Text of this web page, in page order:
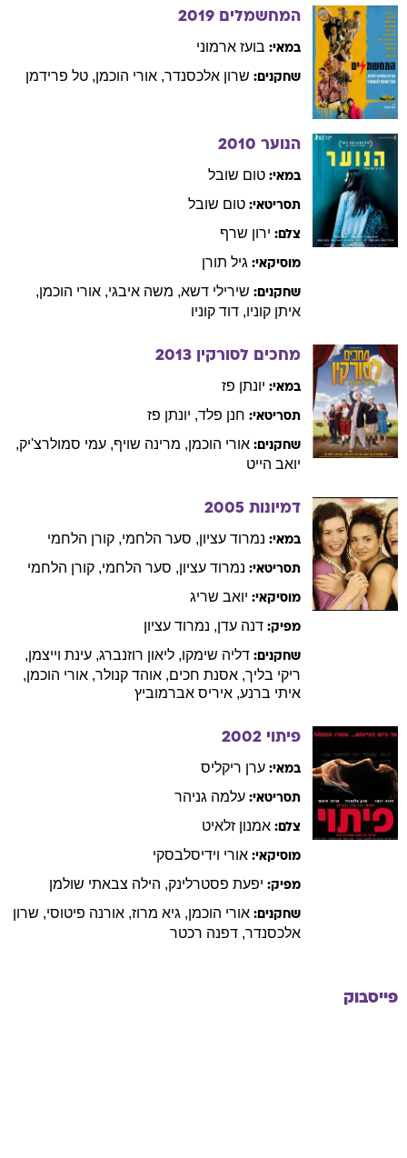
המחשמלים 2019
במאי: בועז ארמוני
שחקנים: שרון אלכסנדר, אורי הוכמן, טל פרידמן
הנוער 2010
במאי: טום שובל
תסריטאי: טום שובל
צלם: ירון שרף
מוסיקאי: גיל תורן
שחקנים: שירילי דשא, משה איבגי, אורי הוכמן,
איתן קוניו, דוד קוניו
מחכים לסורקין 2013
במאי: יונתן פז
תסריטאי: חנן פלד, יונתן פז
שחקנים: אורי הוכמן, מרינה שויף, עמי סמולרצ'יק,
יואב הייט
דמיונות 2005
במאי: נמרוד עציון, סער הלחמי, קורן הלחמי
תסריטאי: נמרוד עציון, סער הלחמי, קורן הלחמי
מוסיקאי: יואב שריג
מפיק: דנה עדן, נמרוד עציון
שחקנים: דליה שימקו, ליאון רוזנברג, עינת וייצמן,
ריקי בליך, אסנת חכים, אוהד קנולר, אורי הוכמן,
איתי ברנע, איריס אברמוביץ
פיתוי 2002
במאי: ערן ריקליס
תסריטאי: עלמה גניהר
צלם: אמנון זלאיט
מוסיקאי: אורי וידיסלבסקי
מפיק: יפעת פסטרלינק, הילה צבאתי שולמן
שחקנים: אורי הוכמן, גיא מרוז, אורנה פיטוסי, שרון
אלכסנדר, דפנה רכטר
פייסבוק